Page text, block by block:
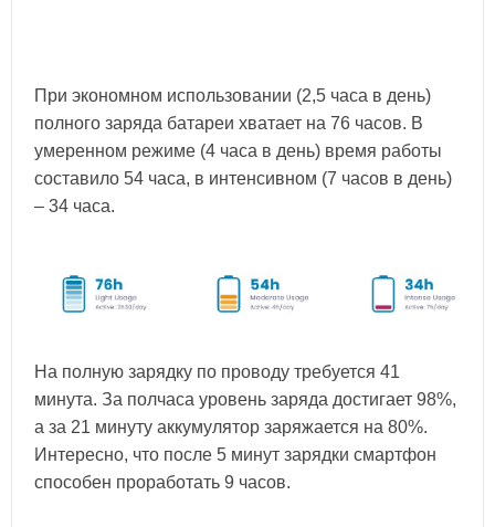
При экономном использовании (2,5 часа в день)
полного заряда батареи хватает на 76 часов. В
умеренном режиме (4 часа в день) время работы
составило 54 часа, в интенсивном (7 часов в день)
– 34 часа.
На полную зарядку по проводу требуется 41
минута. За полчаса уровень заряда достигает 98%,
а за 21 минуту аккумулятор заряжается на 80%.
Интересно, что после 5 минут зарядки смартфон
способен проработать 9 часов.